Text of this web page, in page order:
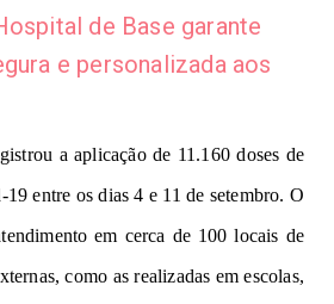
de Base garante
e personalizada aos
a aplicação de 11.160 doses de
entre os dias 4 e 11 de setembro. O
em cerca de 100 locais de
como as realizadas em escolas,